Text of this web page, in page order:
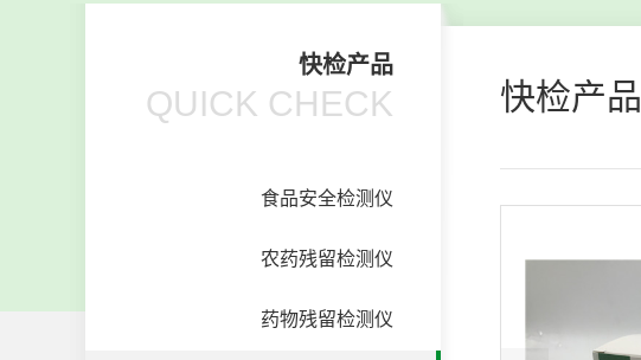
快检产品
QUICK CHECK
食品安全检测仪
农药残留检测仪
药物残留检测仪
快检产品